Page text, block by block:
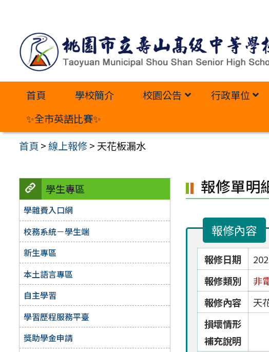
內
首頁 學校簡介 校園公告 行政單位
✨全市英語比賽✨
首頁 >線上報修> 天花板漏水
學生專區
學雜費入口網
校務系統－學生端
新生專區
本土語言專區
自主學習
學習歷程服務平臺
獎助學金申請
報修單明
報修內容
報修日期
報修類別
非
報修內容
天
損壞情形
補充說明